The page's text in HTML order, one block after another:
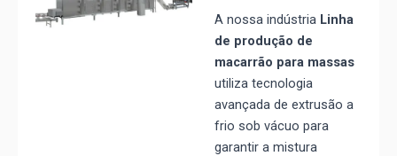
A nossa indústria Linha
de produção de
macarrão para massas
utiliza tecnologia
avançada de extrusão a
frio sob vácuo para
garantir a mistura